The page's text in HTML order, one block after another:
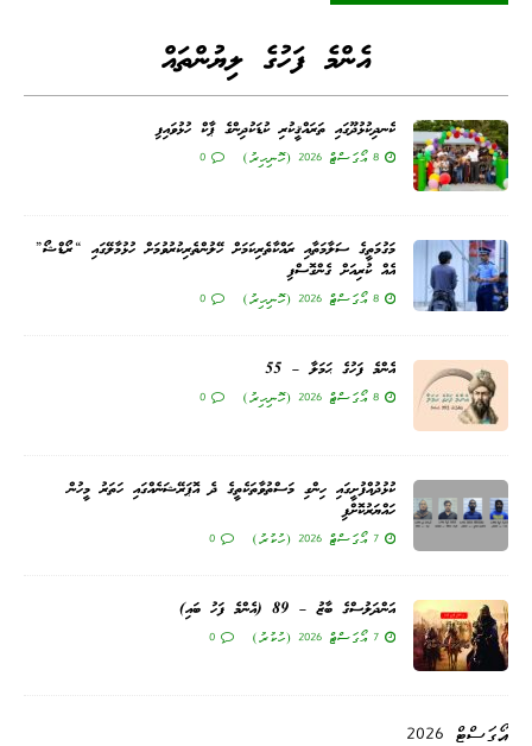
އެންމެ ފަހުގެ ލިޔުންތައް
ކެނދިކުޅުދޫގައި ތަރައްޤީކުރި ކުޑަކުދިންގެ ޕާކް ހުޅުވައިފި
8 އޯގަސްޓް 2026 (ހޮނިހިރު) 0
މަގުމަތީގެ ސަލާމަތާއި ރައްކާތެރިކަމަށް ހޭލުންތެރިކުރުވުމަށް ހުޅުމާލޭގައި “ރޯޑްޝޯ”
އެއް ކުރިއަށް ގެންގޮސްފި
8 އޯގަސްޓް 2026 (ހޮނިހިރު) 0
އެންމެ ފަހުގެ ޙަމަލާ – 55
8 އޯގަސްޓް 2026 (ހޮނިހިރު) 0
ކުޅުދުއްފުށީގައި ހިންގި މަސްތުވާތަކެތީގެ ދެ އޮޕަރޭޝަނެއްގައި ހަތަރު މީހުން
ހައްޔަރުކޮށްފި
7 އޯގަސްޓް 2026 (ހުކުރު) 0
އަންދަލުސްގެ ބާޒު – 89 (އެންމެ ފަހު ބައި)
7 އޯގަސްޓް 2026 (ހުކުރު) 0
އޯގަސްޓް 2026